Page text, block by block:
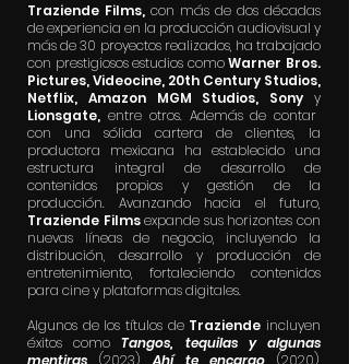
Traziende Films, con más de dos décadas
de experiencia en la producción audiovisual y
más de 30 proyectos realizados, ha trabajado
con prestigiosos estudios comoWarner Bros.
Pictures, Videocine, 20th Century Studios,
Netflix, Amazon MGM Studios, Sony y
Lionsgate, entre otros. Además de contar
con una sólida cartera de clientes, la
productora mexicana ha establecido una
estructura integral de desarrollo de
contenidos propios y gestión de la
producción. Avanzando hacia el futuro,
Traziende Filmsexpande sus horizontes con
nuevas líneas de negocio, incluyendo la
distribución, desarrollo y producción de
entretenimiento, fortaleciendo contenidos
para cine y plataformas digitales.
Algunos de los títulos de Traziende incluyen
éxitos comoTangos, tequilas y algunas
mentiras (2023),Ahí te encargo (2020),